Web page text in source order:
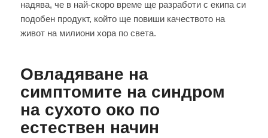
надява, че в най-скоро време ще разработи с екипа си
подобен продукт, който ще повиши качеството на
живот на милиони хора по света.
Овладяване на
симптомите на синдром
на сухото око по
естествен начин